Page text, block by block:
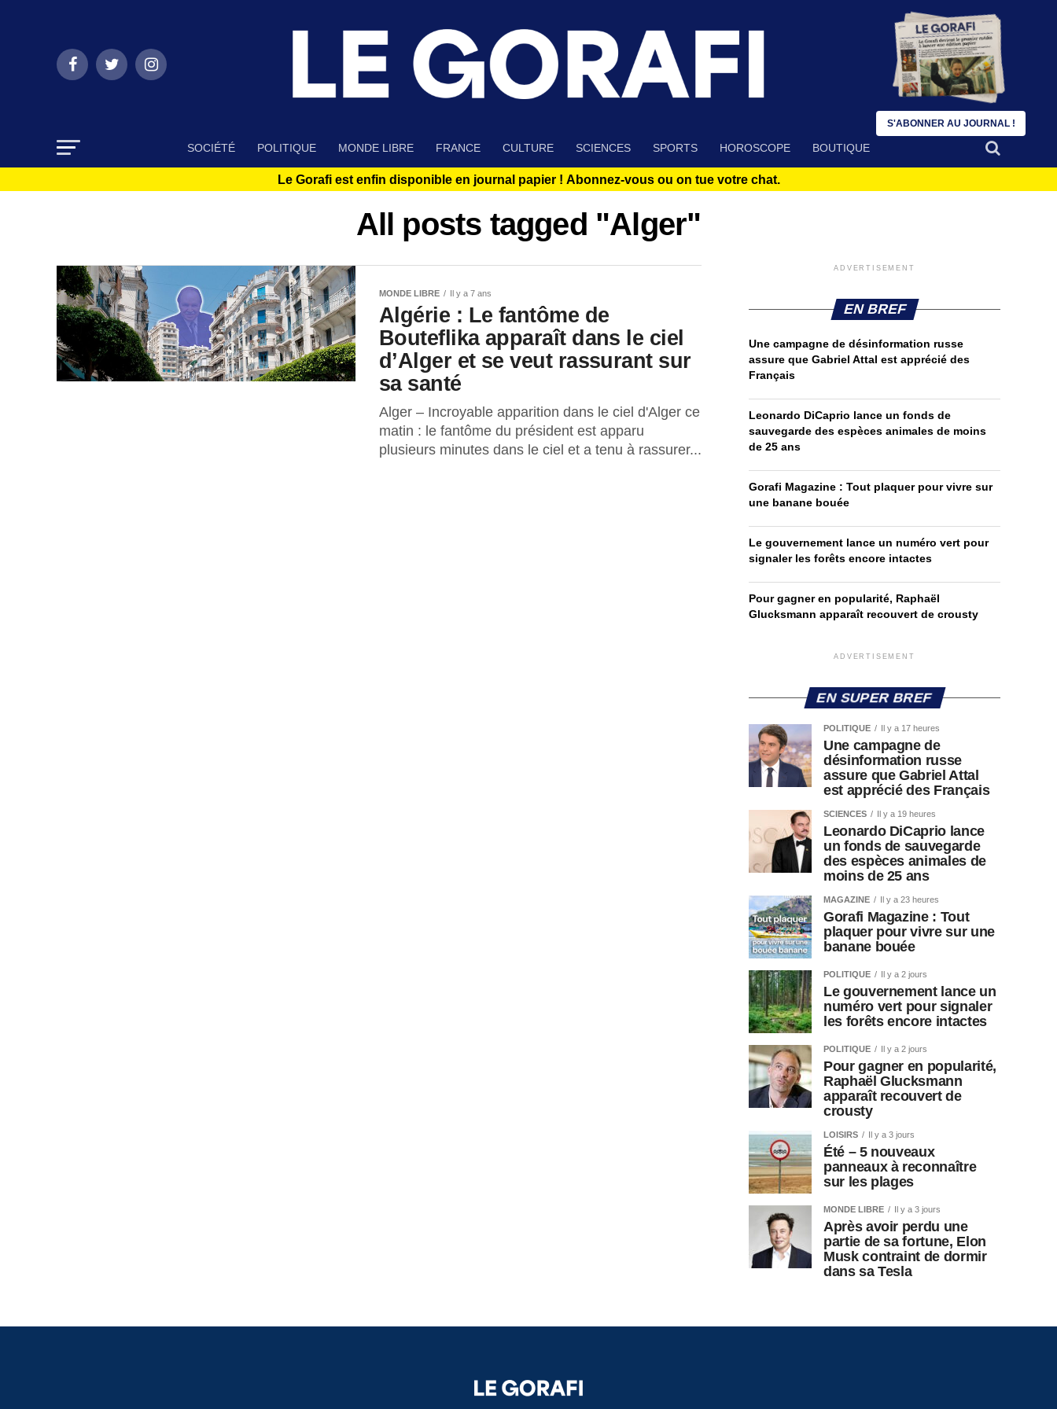
SOCIÉTÉ POLITIQUE MONDE LIBRE FRANCE CULTURE SCIENCES SPORTS HOROSCOPE BOUTIQUE
Le Gorafi est enfin disponible en journal papier ! Abonnez-vous ou on tue votre chat.
All posts tagged "Alger"
MONDE LIBRE Il y a 7 ans
Algérie : Le fantôme de
Bouteflika apparaît dans le ciel
d’Alger et se veut rassurant sur
sa santé
Alger – Incroyable apparition dans le ciel d'Alger ce
matin : le fantôme du président est apparu
plusieurs minutes dans le ciel et a tenu à rassurer...
ADVERTISEMENT
EN BREF
Une campagne de désinformation russe
assure que Gabriel Attal est apprécié des
Français
Leonardo DiCaprio lance un fonds de
sauvegarde des espèces animales de moins
de 25 ans
Gorafi Magazine : Tout plaquer pour vivre sur
une banane bouée
Le gouvernement lance un numéro vert pour
signaler les forêts encore intactes
Pour gagner en popularité, Raphaël
Glucksmann apparaît recouvert de crousty
ADVERTISEMENT
EN SUPER BREF
POLITIQUE Il y a 17 heures
Une campagne de
désinformation russe
assure que Gabriel Attal
est apprécié des Français
SCIENCES Il y a 19 heures
Leonardo DiCaprio lance
un fonds de sauvegarde
des espèces animales de
moins de 25 ans
MAGAZINE Il y a 23 heures
Gorafi Magazine : Tout
plaquer pour vivre sur une
banane bouée
POLITIQUE Il y a 2 jours
Le gouvernement lance un
numéro vert pour signaler
les forêts encore intactes
POLITIQUE Il y a 2 jours
Pour gagner en popularité,
Raphaël Glucksmann
apparaît recouvert de
crousty
LOISIRS Il y a 3 jours
Été – 5 nouveaux
panneaux à reconnaître
sur les plages
MONDE LIBRE Il y a 3 jours
Après avoir perdu une
partie de sa fortune, Elon
Musk contraint de dormir
dans sa Tesla
S'ABONNER AU JOURNAL !